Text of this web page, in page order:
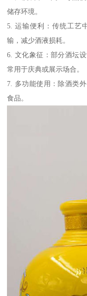
储存环境。
5. 运输便利：传统工艺
输，减少酒液损耗。
6. 文化象征：部分酒坛
常用于庆典或展示场合。
7. 多功能使用：除酒类
食品。